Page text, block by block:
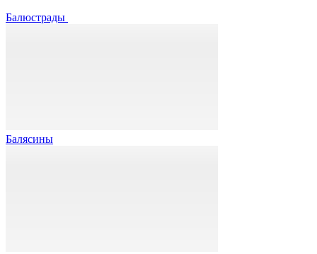
Балюстрады
Балясины